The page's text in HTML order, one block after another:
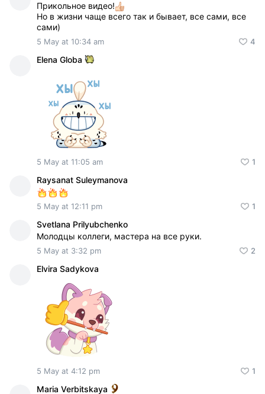
Прикольное видео!
Но в жизни чаще всего так и бывает, все сами, все
сами)
5 May at 10:34 am 4
Elena Globa
5 May at 11:05 am 1
Raysanat Suleymanova
5 May at 12:11 pm 1
Svetlana Prilyubchenko
Молодцы коллеги, мастера на все руки.
5 May at 3:32 pm 2
Elvira Sadykova
5 May at 4:12 pm 1
Maria Verbitskaya